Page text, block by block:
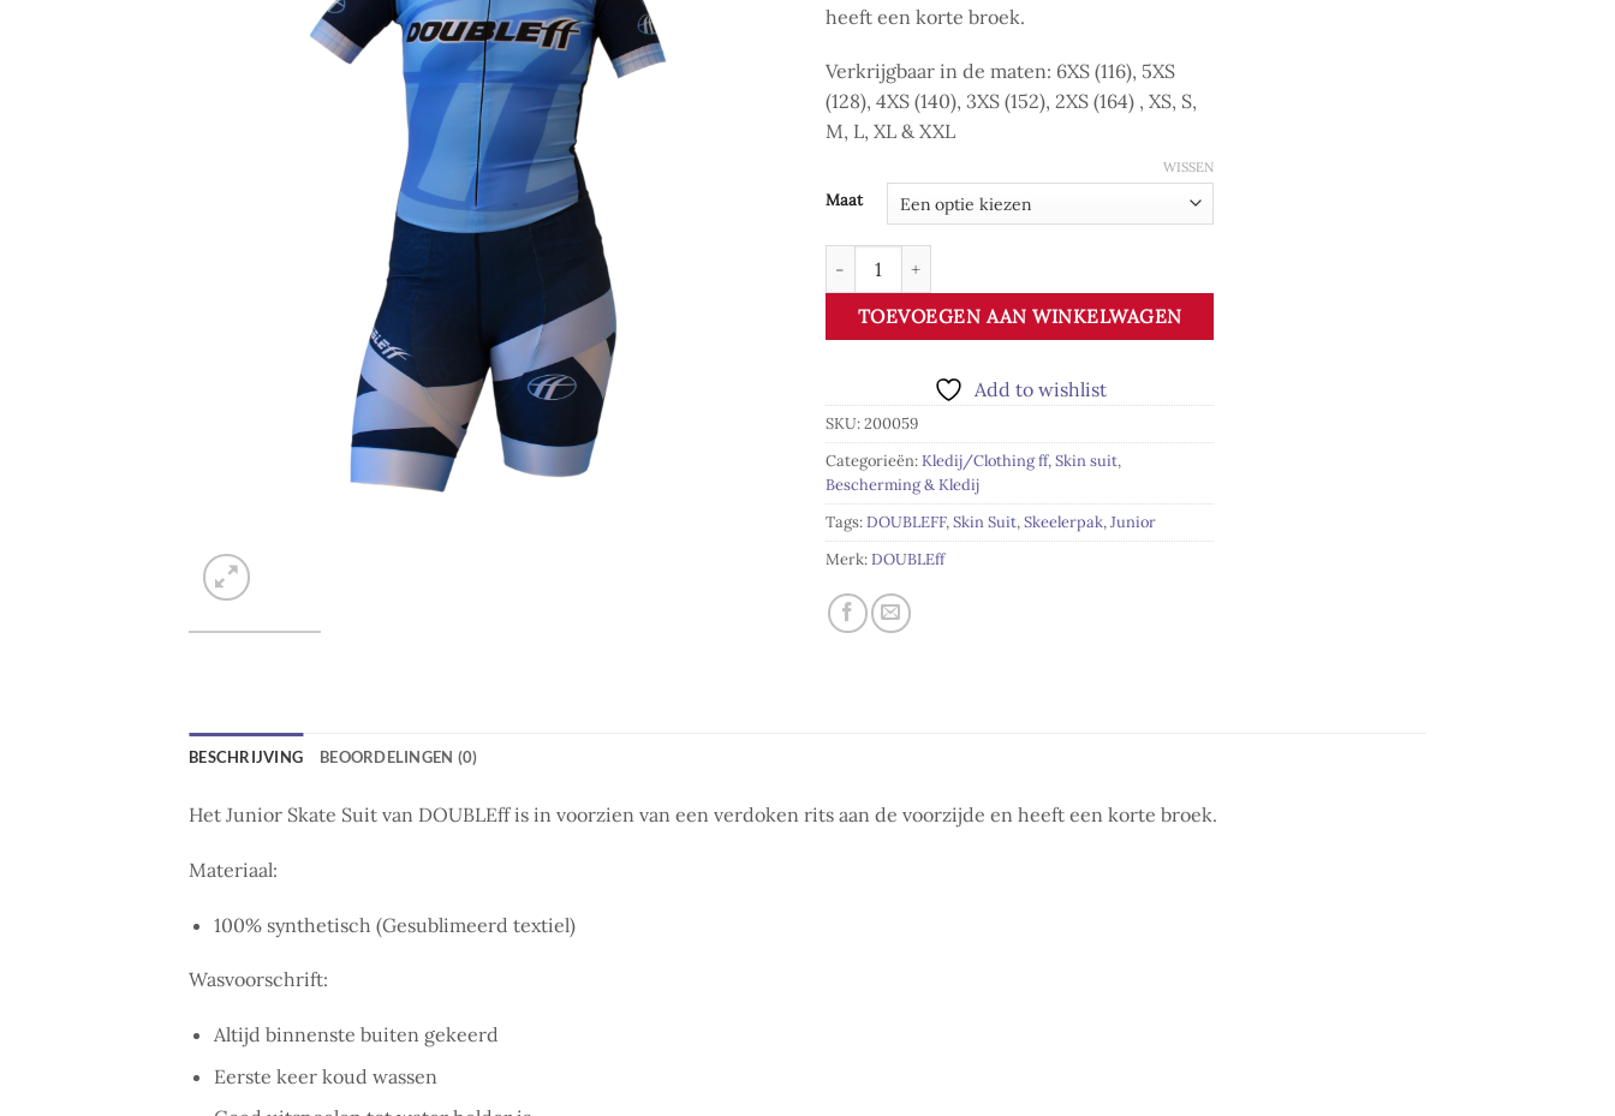
heeft een korte broek.
Verkrijgbaar in de maten: 6XS (116), 5XS
(128), 4XS (140), 3XS (152), 2XS (164) , XS, S,
M, L, XL & XXL
Maat
WISSEN
DOUBLEff Skate Suit Junior - Zilver aantal
TOEVOEGEN AAN WINKELWAGEN
Add to wishlist
SKU:200059
Categorieën:Kledij/Clothing ff,Skin suit,
Bescherming & Kledij
Tags:DOUBLEFF,Skin Suit,Skeelerpak,Junior
Merk:DOUBLEff
BESCHRIJVING BEOORDELINGEN (0)
Het Junior Skate Suit van DOUBLEff is in voorzien van een verdoken rits aan de voorzijde en heeft een korte broek.
Materiaal:
100% synthetisch (Gesublimeerd textiel)
Wasvoorschrift:
Altijd binnenste buiten gekeerd
Eerste keer koud wassen